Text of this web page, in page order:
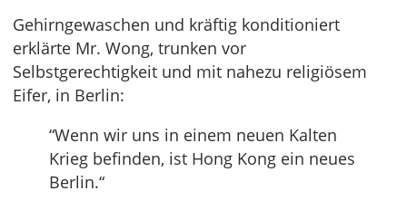
Gehirngewaschen und kräftig konditioniert
erklärte Mr. Wong, trunken vor
Selbstgerechtigkeit und mit nahezu religiösem
Eifer, in Berlin:
“Wenn wir uns in einem neuen Kalten
Krieg befinden, ist Hong Kong ein neues
Berlin.“